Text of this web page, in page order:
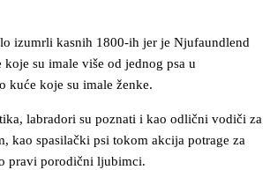
izumrli kasnih 1800-ih jer je Njufaundlend
koje su imale više od jednog psa u
kuće koje su imale ženke.
labradori su poznati i kao odlični vodiči za
kao spasilački psi tokom akcija potrage za
pravi porodični ljubimci.